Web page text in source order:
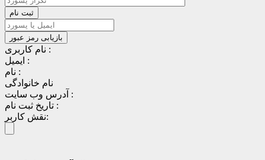
نام کاربری :
ایمیل :
نام :
نام خانوادگی
آدرس وب سایت :
تاریخ ثبت نام :
نقش کاربر: